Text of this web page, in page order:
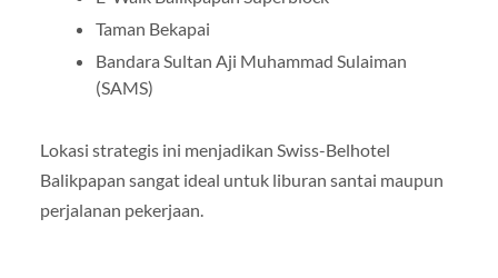
Taman Bekapai
Bandara Sultan Aji Muhammad Sulaiman
(SAMS)
Lokasi strategis ini menjadikan Swiss-Belhotel
Balikpapan sangat ideal untuk liburan santai maupun
perjalanan pekerjaan.